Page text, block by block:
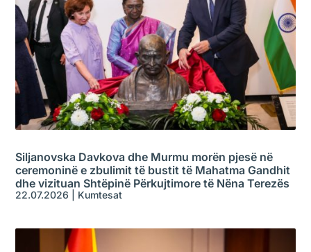
Siljanovska Davkova dhe Murmu morën pjesë në
ceremoninë e zbulimit të bustit të Mahatma Gandhit
dhe vizituan Shtëpinë Përkujtimore të Nëna Terezës
22.07.2026 Kumtesat